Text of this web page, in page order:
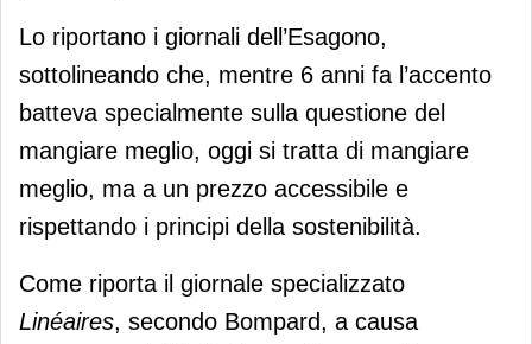
Lo riportano i giornali dell’Esagono,
sottolineando che, mentre 6 anni fa l’accento
batteva specialmente sulla questione del
mangiare meglio, oggi si tratta di mangiare
meglio, ma a un prezzo accessibile e
rispettando i principi della sostenibilità.
Come riporta il giornale specializzato
Linéaires, secondo Bompard, a causa